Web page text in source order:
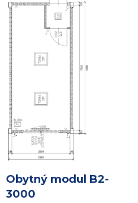
Obytný modul B2-
3000